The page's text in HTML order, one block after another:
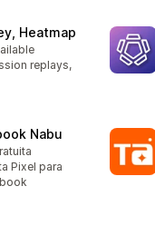
Heatmap
replays,
Nabu
Pixel para